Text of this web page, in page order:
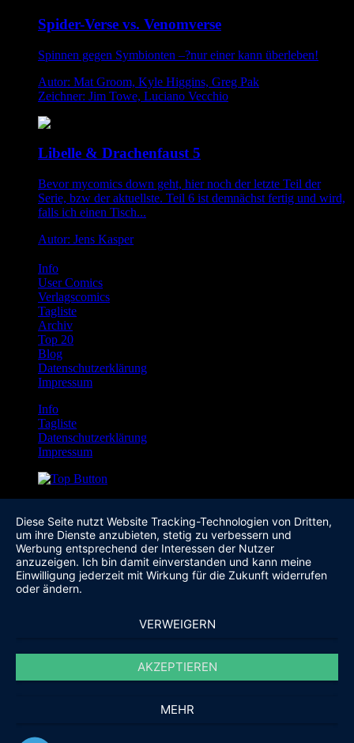
Spider-Verse vs. Venomverse
Spinnen gegen Symbionten –?nur einer kann überleben!
Autor: Mat Groom, Kyle Higgins, Greg Pak
Zeichner: Jim Towe, Luciano Vecchio
Libelle & Drachenfaust 5
Bevor mycomics down geht, hier noch der letzte Teil der
Serie, bzw der aktuellste. Teil 6 ist demnächst fertig und wird,
falls ich einen Tisch...
Autor: Jens Kasper
Info
User Comics
Verlagscomics
Tagliste
Archiv
Top 20
Blog
Datenschutzerklärung
Impressum
Info
Tagliste
Datenschutzerklärung
Impressum
Diese Seite nutzt Website Tracking-Technologien von Dritten,
um ihre Dienste anzubieten, stetig zu verbessern und
Werbung entsprechend der Interessen der Nutzer
anzuzeigen. Ich bin damit einverstanden und kann meine
Einwilligung jederzeit mit Wirkung für die Zukunft widerrufen
oder ändern.
VERWEIGERN
AKZEPTIEREN
MEHR